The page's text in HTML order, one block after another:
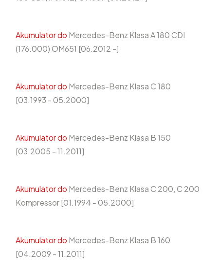
Akumulator do Mercedes-Benz Klasa A 180 CDI
(176.000) OM651 [06.2012 -]
Akumulator do Mercedes-Benz Klasa C 180
[03.1993 - 05.2000]
Akumulator do Mercedes-Benz Klasa B 150
[03.2005 - 11.2011]
Akumulator do Mercedes-Benz Klasa C 200, C 200
Kompressor [01.1994 - 05.2000]
Akumulator do Mercedes-Benz Klasa B 160
[04.2009 - 11.2011]